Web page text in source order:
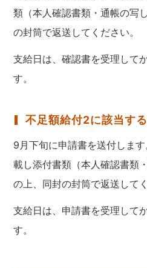
類（本人確認書類・通帳の写
の封筒で返送してください。
支給日は、確認書を受理して
す。
不足額給付2に該当す
9月下旬に申請書を送付しま
載し添付書類（本人確認書類
の上、同封の封筒で返送して
支給日は、申請書を受理して
す。